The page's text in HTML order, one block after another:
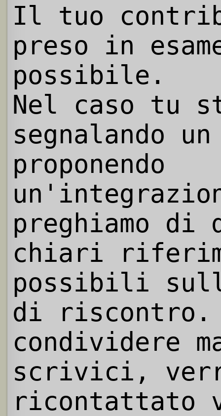
Il tuo
preso in
possibile.
Nel caso tu
segnalando
proponendo
preghiamo
chiari
possibili
di riscontro.
condividere
scrivici,
ricontattato